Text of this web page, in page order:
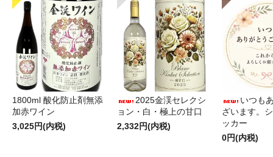
1800ml 酸化防止剤無添
加赤ワイン
3,025円(内税)
2025金渓セレクシ
ョン・白・極上の甘口
2,332円(内税)
いつも
ざいます。
ッカー
0円(内税)